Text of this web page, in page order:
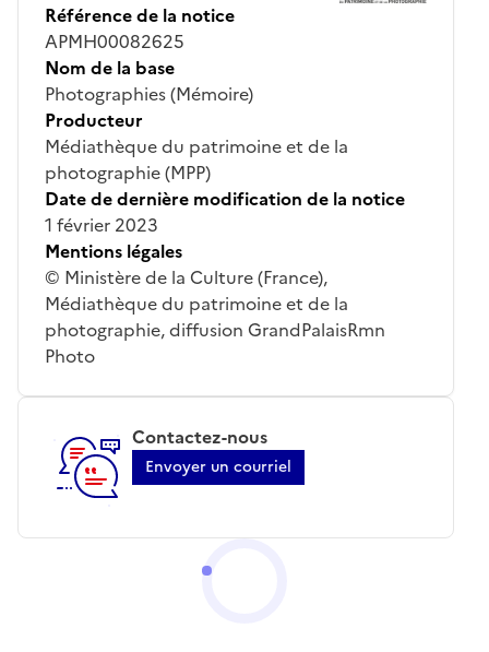
Référence de la notice
APMH00082625
Nom de la base
Photographies (Mémoire)
Producteur
Médiathèque du patrimoine et de la
photographie (MPP)
Date de dernière modification de la notice
1 février 2023
Mentions légales
© Ministère de la Culture (France),
Médiathèque du patrimoine et de la
photographie, diffusion GrandPalaisRmn
Photo
Contactez-nous
Envoyer un courriel